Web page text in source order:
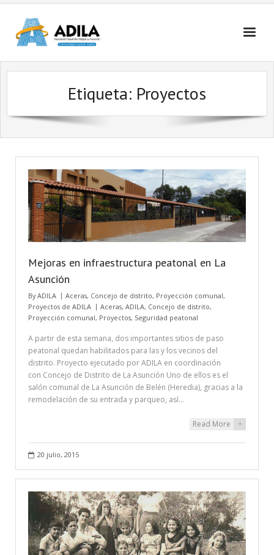
Nosotros
Etiqueta: Proyectos
Mejoras en infraestructura peatonal en La
Asunción
ByADILA Aceras, Concejo de distrito, Proyección comunal,
Proyectos de ADILA
Aceras, ADILA, Concejo de distrito,
Proyección comunal, Proyectos, Seguridad peatonal
A partir de esta semana, dos importantes sitios de paso
peatonal quedan habilitados para las y los vecinos del
distrito. Proyecto ejecutado por ADILA en coordinación
con Concejo de Distrito de La Asunción Uno de ellos es el
salón comunal de La Asunción de Belén (Heredia), gracias a la
remodelación de su entrada y parqueo, así…
Read More +
20 julio, 2015